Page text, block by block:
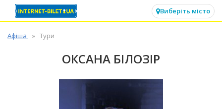
Виберіть місто
Афіша Тури
ОКСАНА БІЛОЗІР